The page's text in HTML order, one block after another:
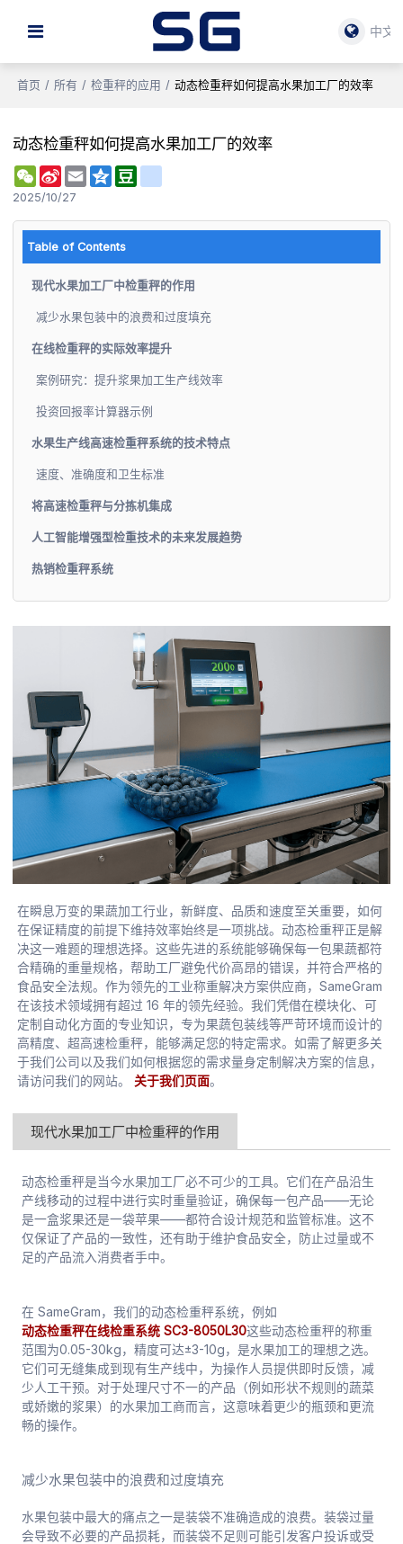
中文
首页 / 所有 / 检重秤的应用 / 动态检重秤如何提高水果加工厂的效率
动态检重秤如何提高水果加工厂的效率
WeChat
Sina
Weibo
Email Qzone
2025/10/27
Table of Contents
现代水果加工厂中检重秤的作用
减少水果包装中的浪费和过度填充
在线检重秤的实际效率提升
案例研究：提升浆果加工生产线效率
投资回报率计算器示例
水果生产线高速检重秤系统的技术特点
速度、准确度和卫生标准
将高速检重秤与分拣机集成
人工智能增强型检重技术的未来发展趋势
热销检重秤系统
在瞬息万变的果蔬加工行业，新鲜度、品质和速度至关重要，如何
在保证精度的前提下维持效率始终是一项挑战。动态检重秤正是解
决这一难题的理想选择。这些先进的系统能够确保每一包果蔬都符
合精确的重量规格，帮助工厂避免代价高昂的错误，并符合严格的
食品安全法规。作为领先的工业称重解决方案供应商，SameGram
在该技术领域拥有超过 16 年的领先经验。我们凭借在模块化、可
定制自动化方面的专业知识，专为果蔬包装线等严苛环境而设计的
高精度、超高速检重秤，能够满足您的特定需求。如需了解更多关
于我们公司以及我们如何根据您的需求量身定制解决方案的信息，
请访问我们的网站。 关于我们页面。
现代水果加工厂中检重秤的作用
动态检重秤是当今水果加工厂必不可少的工具。它们在产品沿生
产线移动的过程中进行实时重量验证，确保每一包产品——无论
是一盒浆果还是一袋苹果——都符合设计规范和监管标准。这不
仅保证了产品的一致性，还有助于维护食品安全，防止过量或不
足的产品流入消费者手中。
在 SameGram，我们的动态检重秤系统，例如
动态检重秤在线检重系统 SC3-8050L30这些动态检重秤的称重
范围为0.05-30kg，精度可达±3-10g，是水果加工的理想之选。
它们可无缝集成到现有生产线中，为操作人员提供即时反馈，减
少人工干预。对于处理尺寸不一的产品（例如形状不规则的蔬菜
或娇嫩的浆果）的水果加工商而言，这意味着更少的瓶颈和更流
畅的操作。
减少水果包装中的浪费和过度填充
水果包装中最大的痛点之一是装袋不准确造成的浪费。装袋过量
会导致不必要的产品损耗，而装袋不足则可能引发客户投诉或受